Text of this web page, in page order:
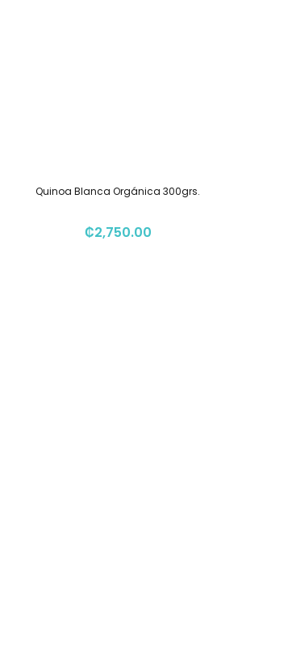
Quinoa Blanca Orgánica 300grs.
₡2,750.00